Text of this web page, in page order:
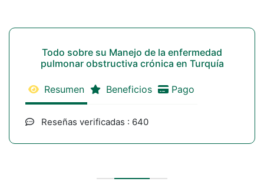
Todo sobre su Manejo de la enfermedad
pulmonar obstructiva crónica en Turquía
Resumen Beneficios Pago
Reseñas verificadas : 640